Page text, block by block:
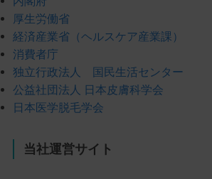
厚生労働省
経済産業省（ヘルスケア産業課）
消費者庁
独立行政法人 国民生活センター
公益社団法人 日本皮膚科学会
日本医学脱毛学会
当社運営サイト